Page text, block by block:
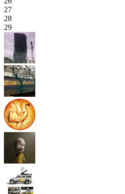
27
28
29